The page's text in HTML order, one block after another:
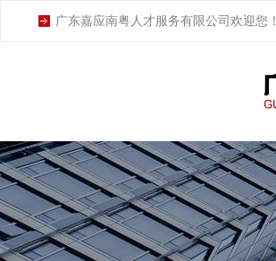
广东嘉应南粤人才服务有限公司欢迎您！